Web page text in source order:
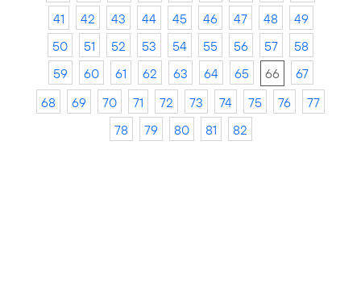
41
42 43 44 45 46 47 48
49
50
51 52 53 54 55 56 57
58
59
60 61 62 63 64 65 66
67
68
69 70 71 72 73 74 75 76
77
78
79 80 81 82